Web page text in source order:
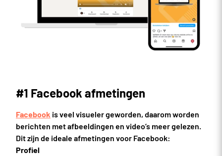
#1 Facebook afmetingen
Facebook is veel visueler geworden, daarom worden
berichten met afbeeldingen en video’s meer gelezen.
Dit zijn de ideale afmetingen voor Facebook:
Profiel